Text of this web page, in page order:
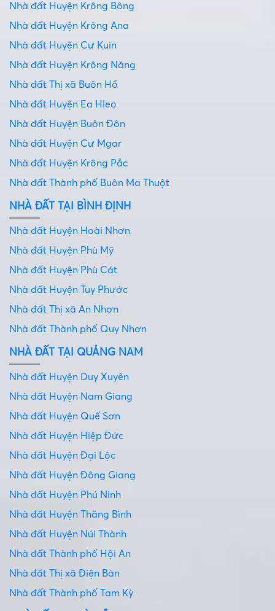
Nhà đất Huyện Krông Bông
Nhà đất Huyện Krông Ana
Nhà đất Huyện Cư Kuin
Nhà đất Huyện Krông Năng
Nhà đất Thị xã Buôn Hồ
Nhà đất Huyện Ea Hleo
Nhà đất Huyện Buôn Đôn
Nhà đất Huyện Cư Mgar
Nhà đất Huyện Krông Pắc
Nhà đất Thành phố Buôn Ma Thuột
NHÀ ĐẤT TẠI BÌNH ĐỊNH
Nhà đất Huyện Hoài Nhơn
Nhà đất Huyện Phù Mỹ
Nhà đất Huyện Phù Cát
Nhà đất Huyện Tuy Phước
Nhà đất Thị xã An Nhơn
Nhà đất Thành phố Quy Nhơn
NHÀ ĐẤT TẠI QUẢNG NAM
Nhà đất Huyện Duy Xuyên
Nhà đất Huyện Nam Giang
Nhà đất Huyện Quế Sơn
Nhà đất Huyện Hiệp Đức
Nhà đất Huyện Đại Lộc
Nhà đất Huyện Đông Giang
Nhà đất Huyện Phú Ninh
Nhà đất Huyện Thăng Bình
Nhà đất Huyện Núi Thành
Nhà đất Thành phố Hội An
Nhà đất Thị xã Điện Bàn
Nhà đất Thành phố Tam Kỳ